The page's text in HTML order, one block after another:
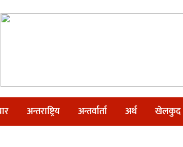
अन्तराष्ट्रिय अन्तर्वार्ता अर्थ खेलकुद